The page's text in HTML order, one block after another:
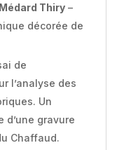
Thiry–
décorée de
de
l’analyse des
Un
d’une gravure
Chaffaud.